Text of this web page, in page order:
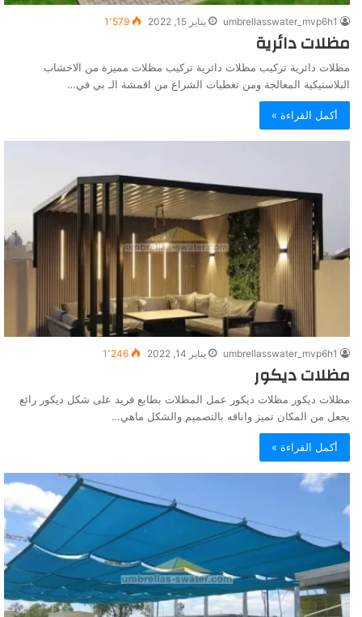
umbrellasswater_mvp6h1 يناير 15, 2022 1٬579
مظلات دائرية
مظلات دائرية تركيب مظلات دائرية تركيب مظلات مميزة من الاخشاب
البلاستيكية المعالجة ومن تغطيات الشراع من اقمشة الـ بي في…
أكمل القراءة »
umbrellasswater_mvp6h1 يناير 14, 2022 1٬246
مظلات ديكور
مظلات ديكور مظلات ديكور عمل المظلات بطابع فريد على شكل ديكور رائع
يجعل من المكان تميز واناقه بالتصميم والشكل ماهي…
أكمل القراءة »